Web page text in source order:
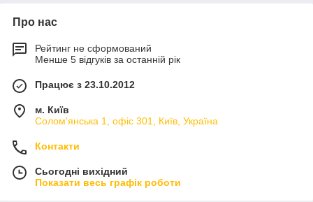
Про нас
Рейтинг не сформований
Менше 5 відгуків за останній рік
Працює з 23.10.2012
м. Київ
Солом'янська 1, офіс 301, Київ, Україна
Контакти
Сьогодні вихідний
Показати весь графік роботи